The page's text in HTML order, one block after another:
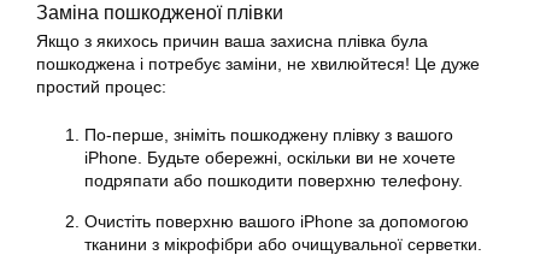
Заміна пошкодженої плівки
Якщо з якихось причин ваша захисна плівка була
пошкоджена і потребує заміни, не хвилюйтеся! Це дуже
простий процес:
По-перше, зніміть пошкоджену плівку з вашого
iPhone. Будьте обережні, оскільки ви не хочете
подряпати або пошкодити поверхню телефону.
Очистіть поверхню вашого iPhone за допомогою
тканини з мікрофібри або очищувальної серветки.